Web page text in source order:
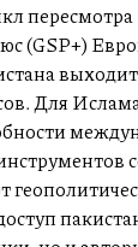
(GSP+)
выходит
Для